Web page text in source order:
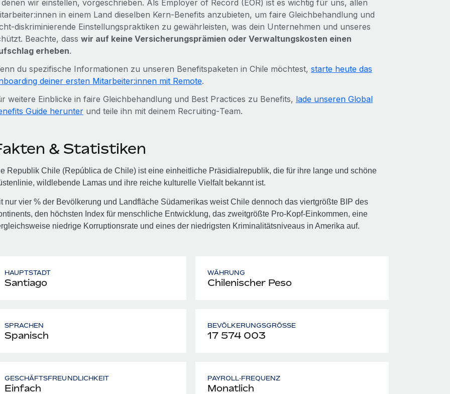
wir einstellen, vorgeschrieben. Als Employer of Record (EOR) ist es wichtig für uns, allen
in einem Land dieselben Kern‑Benefits anzubieten, um faire Gleichbehandlung und
Einstellungspraktiken zu gewährleisten, was dein Unternehmen und unseres
Beachte, dass wir auf keine Versicherungsprämien oder Verwaltungskosten einen
erheben.
du spezifische Informationen zu unseren Benefitspaketen in Chile möchtest, starte heute das
deiner ersten Mitarbeiter:innen mit Remote.
weitere Einblicke in faire Gleichbehandlung und Best Practices zu Benefits, lade unseren Global
Guide herunterund teile ihn mit deinem Recruiting‑Team.
& Statistiken
Republik Chile (República de Chile) ist eine einheitliche Präsidialrepublik, die für ihre lange und schöne
wildlebende Lamas und ihre reiche kulturelle Vielfalt bekannt ist.
nur vier % der Bevölkerung und Landfläche Südamerikas weist Chile dennoch das viertgrößte BIP des
den höchsten Index für menschliche Entwicklung, das zweitgrößte Pro‑Kopf‑Einkommen, eine
niedrige Korruptionsrate und eines der niedrigsten Kriminalitätsniveaus in Amerika auf.
HAUPTSTADT
Santiago
WÄHRUNG
Chilenischer Peso
SPRACHEN
Spanisch
BEVÖLKERUNGSGRÖSSE
17 574 003
GESCHÄFTSFREUNDLICHKEIT
Einfach
PAYROLL‑FREQUENZ
Monatlich